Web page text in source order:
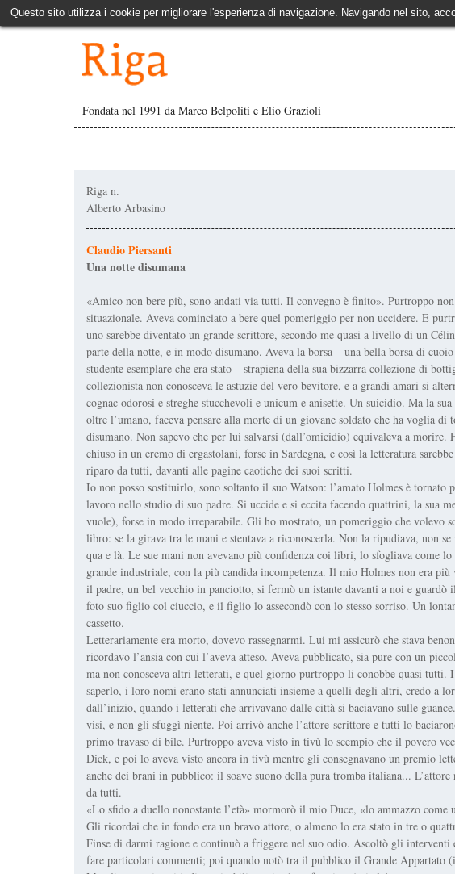
Questo sito utilizza i cookie per migliorare l'esperienza di navigazione. Navigando nel sito,
Fondata nel 1991 da Marco Belpoliti e Elio Grazioli
Riga n.
Alberto Arbasino
Claudio Piersanti
Una notte disumana
«Amico non bere più, sono andati via tutti. Il convegno è finito». Purtroppo
situazionale. Aveva cominciato a bere quel pomeriggio per non uccidere. E
uno sarebbe diventato un grande scrittore, secondo me quasi a livello di un
parte della notte, e in modo disumano. Aveva la borsa – una bella borsa di
studente esemplare che era stato – strapiena della sua bizzarra collezione di
collezionista non conosceva le astuzie del vero bevitore, e a grandi amari si
cognac odorosi e streghe stucchevoli e unicum e anisette. Un suicidio. Ma la
oltre l’umano, faceva pensare alla morte di un giovane soldato che ha voglia
disumano. Non sapevo che per lui salvarsi (dall’omicidio) equivaleva a morire.
chiuso in un eremo di ergastolani, forse in Sardegna, e così la letteratura
riparo da tutti, davanti alle pagine caotiche dei suoi scritti.
Io non posso sostituirlo, sono soltanto il suo Watson: l’amato Holmes è tornato
lavoro nello studio di suo padre. Si uccide e si eccita facendo quattrini, la sua
vuole), forse in modo irreparabile. Gli ho mostrato, un pomeriggio che volevo
libro: se la girava tra le mani e stentava a riconoscerla. Non la ripudiava, non
qua e là. Le sue mani non avevano più confidenza coi libri, lo sfogliava come
grande industriale, con la più candida incompetenza. Il mio Holmes non era
il padre, un bel vecchio in panciotto, si fermò un istante davanti a noi e
foto suo figlio col ciuccio, e il figlio lo assecondò con lo stesso sorriso. Un
cassetto.
Letterariamente era morto, dovevo rassegnarmi. Lui mi assicurò che stava
ricordavo l’ansia con cui l’aveva atteso. Aveva pubblicato, sia pure con un
ma non conosceva altri letterati, e quel giorno purtroppo li conobbe quasi tutti.
saperlo, i loro nomi erano stati annunciati insieme a quelli degli altri, credo a
dall’inizio, quando i letterati che arrivavano dalle città si baciavano sulle
visi, e non gli sfuggì niente. Poi arrivò anche l’attore-scrittore e tutti lo
primo travaso di bile. Purtroppo aveva visto in tivù lo scempio che il povero
Dick, e poi lo aveva visto ancora in tivù mentre gli consegnavano un premio
anche dei brani in pubblico: il soave suono della pura tromba italiana...
da tutti.
«Lo sfido a duello nonostante l’età» mormorò il mio Duce, «lo ammazzo come
Gli ricordai che in fondo era un bravo attore, o almeno lo era stato in tre o
Finse di darmi ragione e continuò a friggere nel suo odio. Ascoltò gli interventi
fare particolari commenti; poi quando notò tra il pubblico il Grande Appartato